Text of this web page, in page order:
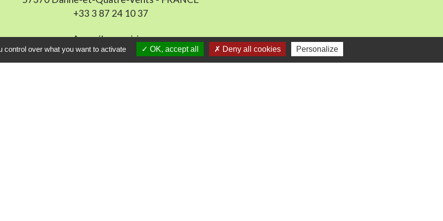
+33 3 87 24 10 37
Accueil en mairie :
Lundi de 10h à 12h et de 16h à 19h
et vendredi de 8h à 11h et de 14h à 16h(fermé le mercredi).
over what you want to activate OK, accept all Deny all cookies Personalize